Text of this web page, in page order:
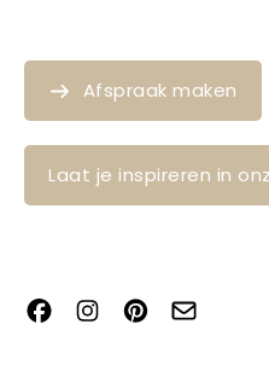
Afspraak maken
Laat je inspireren in